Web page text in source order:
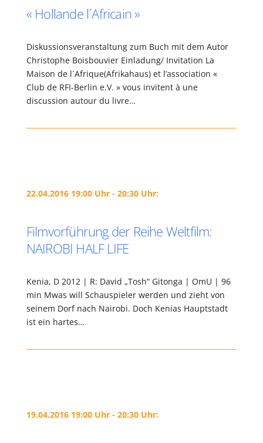
« Hollande l´Africain »
Diskussionsveranstaltung zum Buch mit dem Autor
Christophe Boisbouvier Einladung/ Invitation La
Maison de l´Afrique(Afrikahaus) et l’association «
Club de RFI-Berlin e.V. » vous invitent à une
discussion autour du livre…
22.04.2016 19:00 Uhr - 20:30 Uhr:
Filmvorführung der Reihe Weltfilm:
NAIROBI HALF LIFE
Kenia, D 2012 | R: David „Tosh“ Gitonga | OmU | 96
min Mwas will Schauspieler werden und zieht von
seinem Dorf nach Nairobi. Doch Kenias Hauptstadt
ist ein hartes…
19.04.2016 19:00 Uhr - 20:30 Uhr: